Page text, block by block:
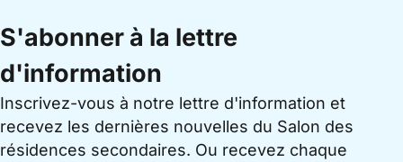
S'abonner à la lettre
d'information
Inscrivez-vous à notre lettre d'information et
recevez les dernières nouvelles du Salon des
résidences secondaires. Ou recevez chaque